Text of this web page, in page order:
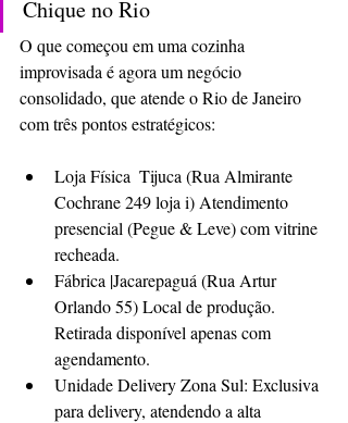
Chique no Rio
O que começou em uma cozinha
improvisada é agora um negócio
consolidado, que atende o Rio de Janeiro
com três pontos estratégicos:
Loja Física  Tijuca (Rua Almirante
Cochrane 249 loja i) Atendimento
presencial (Pegue & Leve) com vitrine
recheada.
Fábrica |Jacarepaguá (Rua Artur
Orlando 55) Local de produção.
Retirada disponível apenas com
agendamento.
Unidade Delivery Zona Sul: Exclusiva
para delivery, atendendo a alta